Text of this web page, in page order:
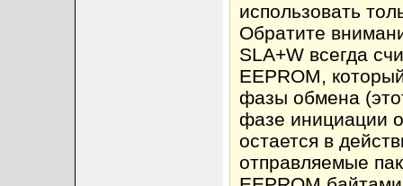
использовать
Обратите
SLA+W всегда
EEPROM,
фазы обмена
фазе инициации
остается в
отправляемые